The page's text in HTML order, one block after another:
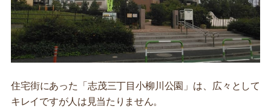
住宅街にあった「志茂三丁目小柳川公園」は、広々として
キレイですが人は見当たりません。